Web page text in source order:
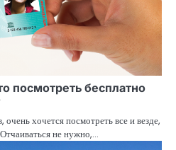
посмотреть бесплатно
хочется посмотреть все и везде,
не нужно,…